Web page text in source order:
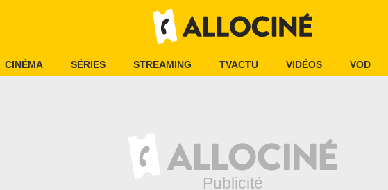
CINÉMA SÉRIES STREAMING TVACTU VIDÉOS VOD